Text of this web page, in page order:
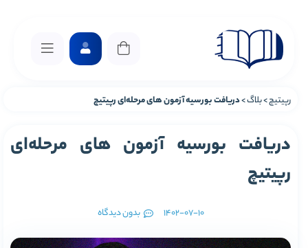
رپیتیچ>بلاگ>دریافت بورسیه آزمون های مرحله‌ای رپیتیچ
دریافت بورسیه آزمون های مرحله‌ای
رپیتیچ
1402-07-10 بدون دیدگاه